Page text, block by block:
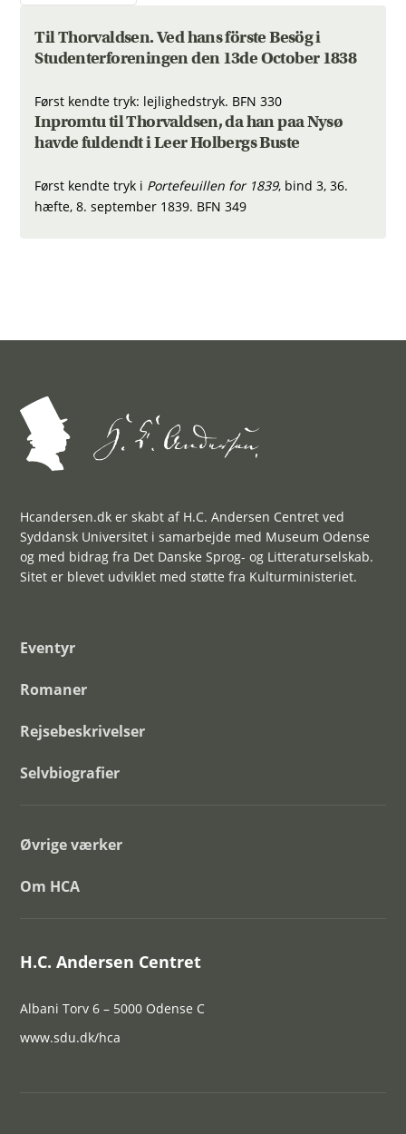
Til Thorvaldsen. Ved hans förste Besög i
Studenterforeningen den 13de October 1838
Først kendte tryk: lejlighedstryk. BFN 330
Inpromtu til Thorvaldsen, da han paa Nysø
havde fuldendt i Leer Holbergs Buste
Først kendte tryk i Portefeuillen for 1839, bind 3, 36.
hæfte, 8. september 1839. BFN 349
Hcandersen.dk er skabt af H.C. Andersen Centret ved
Syddansk Universitet i samarbejde med Museum Odense
og med bidrag fra Det Danske Sprog- og Litteraturselskab.
Sitet er blevet udviklet med støtte fra Kulturministeriet.
Eventyr
Romaner
Rejsebeskrivelser
Selvbiografier
Øvrige værker
Om HCA
H.C. Andersen Centret
Albani Torv 6 – 5000 Odense C
www.sdu.dk/hca